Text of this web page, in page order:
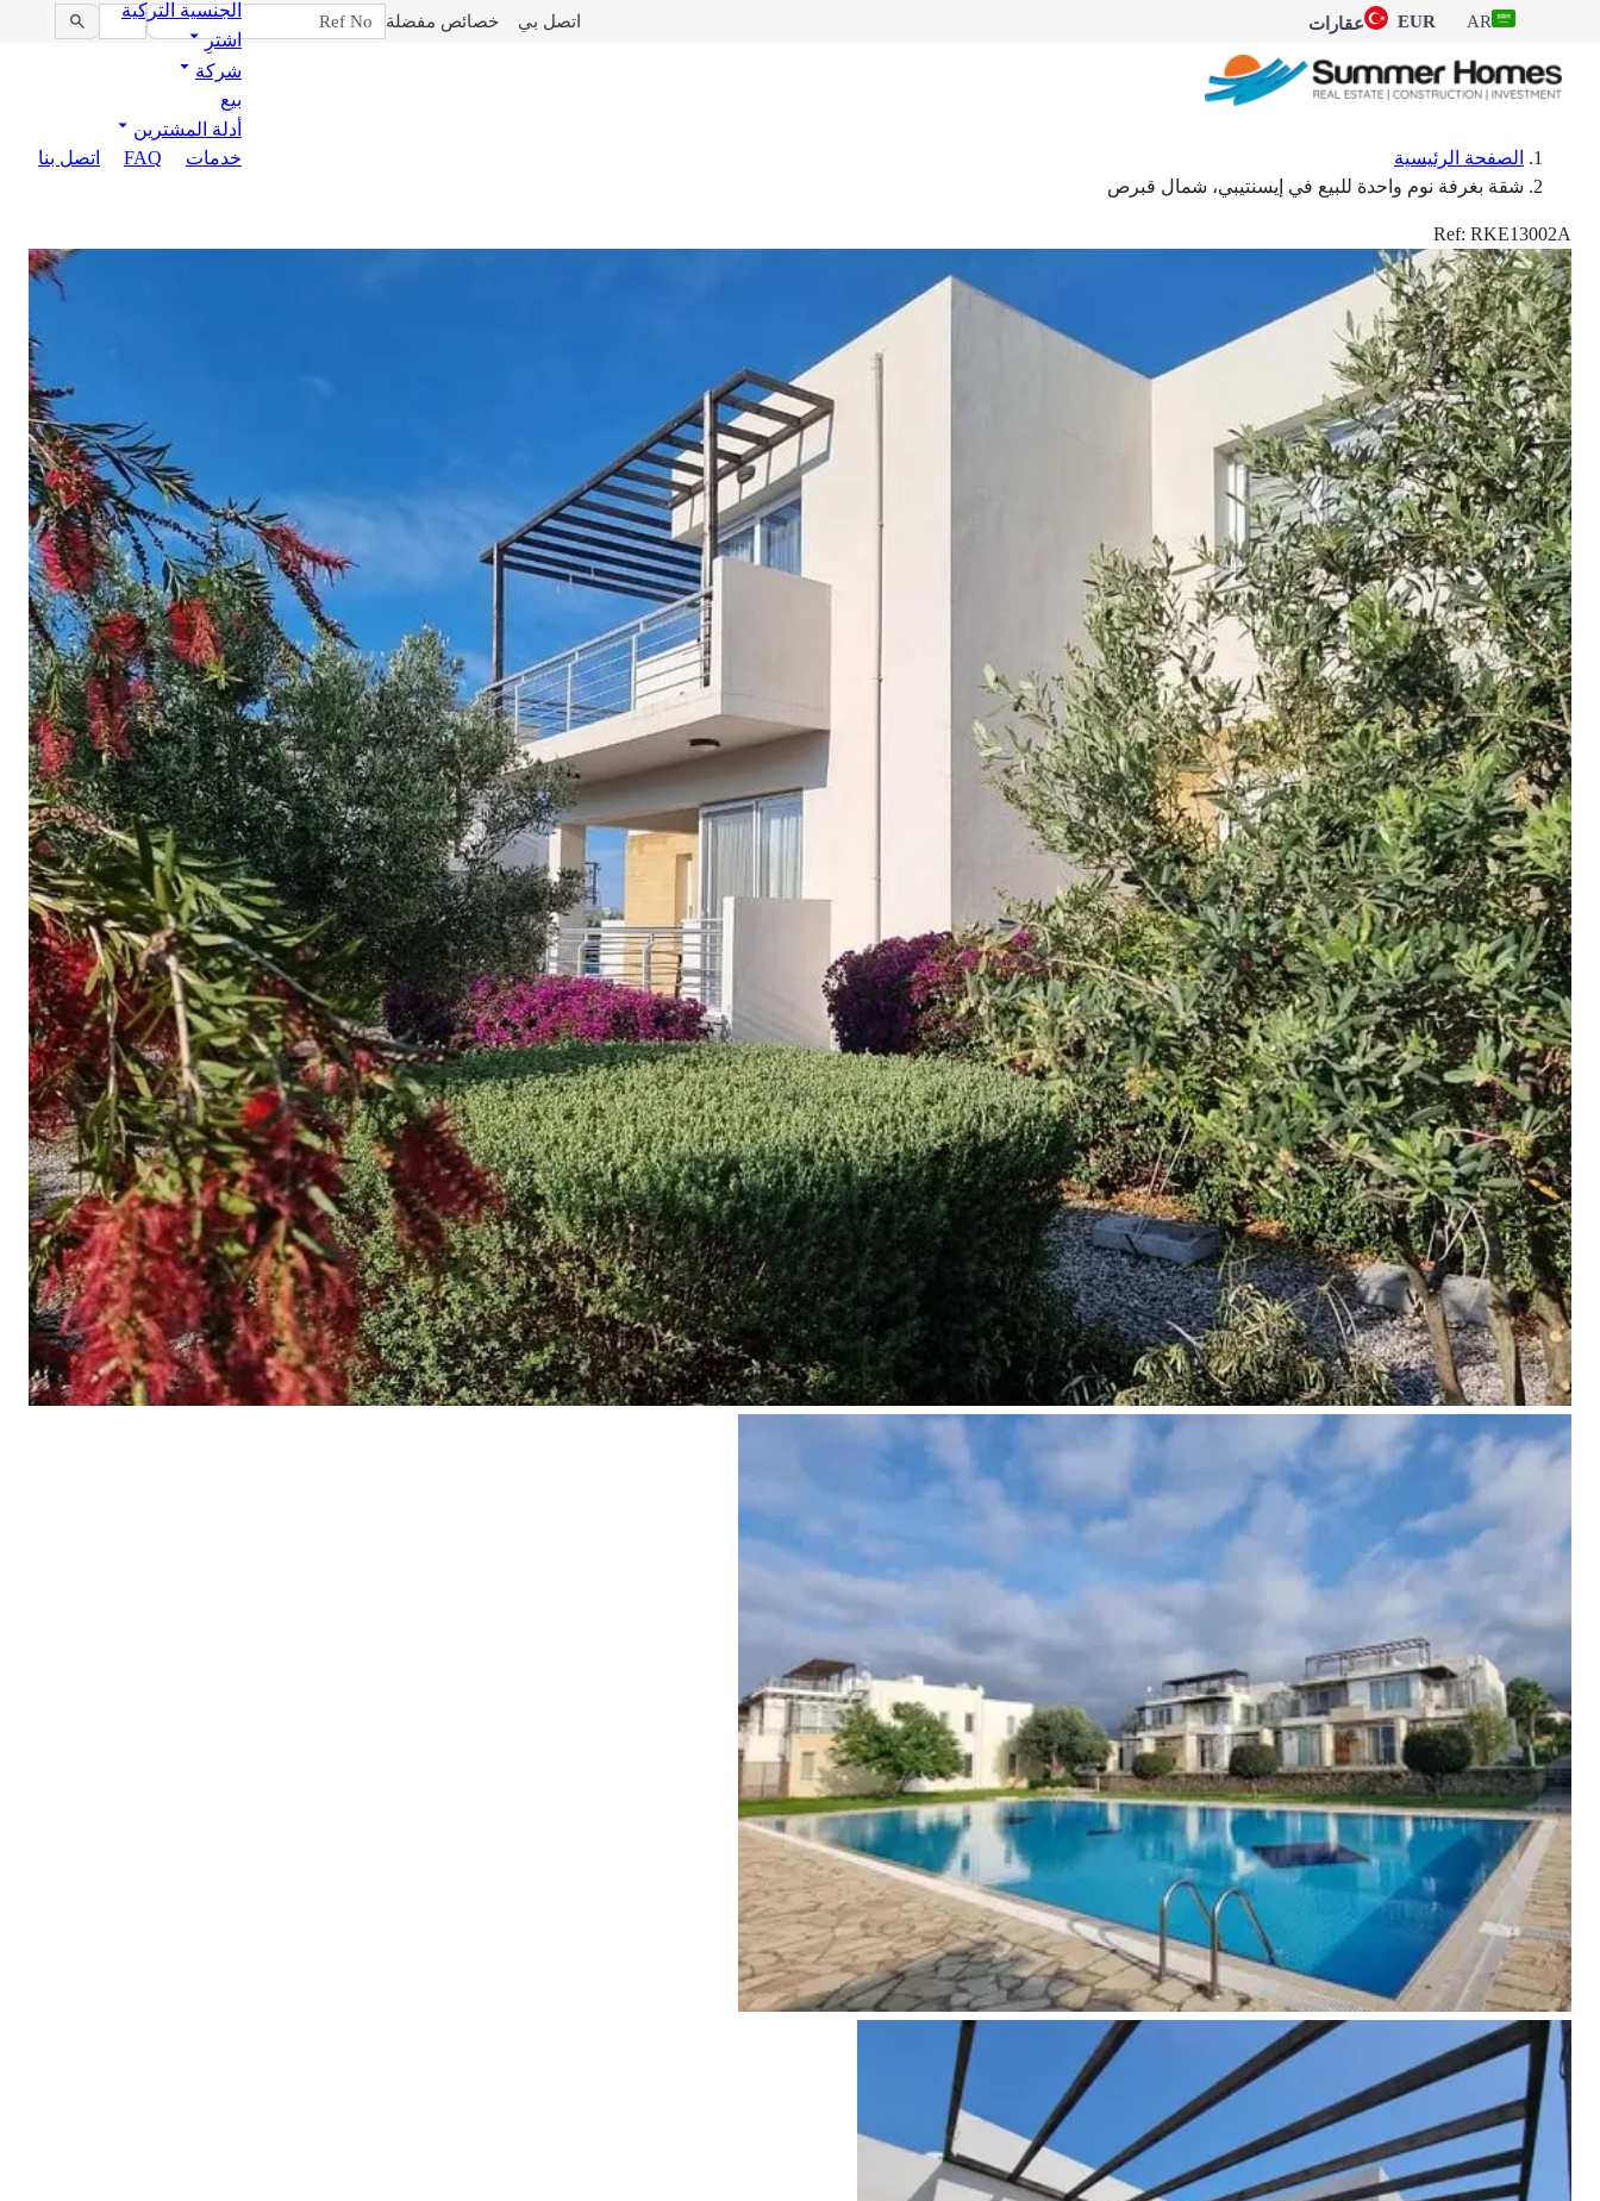
AR
EUR عقارات اتصل بي خصائص مفضلة
الجنسية التركية
اشترِ
شركة
بيع
أدلة المشترين
خدمات
FAQ اتصل بنا
الصفحة الرئيسية
شقة بغرفة نوم واحدة للبيع في إيسنتيبي، شمال قبرص
Ref: RKE13002A